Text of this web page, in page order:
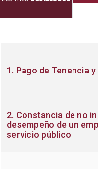
1. Pago de Tenencia
2. Constancia de no
desempeño de un
servicio público